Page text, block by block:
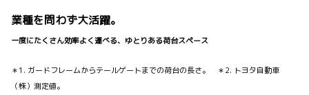
業種を問わず大活躍。
一度にたくさん効率よく運べる、ゆとりある荷台スペース
＊1. ガードフレームからテールゲートまでの荷台の長さ。 ＊2. トヨタ自動車
（株）測定値。